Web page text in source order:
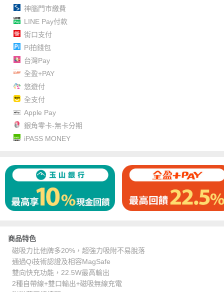
神腦門市繳費
LINE Pay付款
街口支付
Pi拍錢包
台灣Pay
全盈+PAY
悠遊付
全支付
Apple Pay
銀角零卡-無卡分期
iPASS MONEY
商品特色
磁吸力比他牌多20%，超強力吸附不易脫落
通過Qi技術認證及相容MagSafe
雙向快充功能，22.5W最高輸出
2種自帶線+雙口輸出+磁吸無線充電